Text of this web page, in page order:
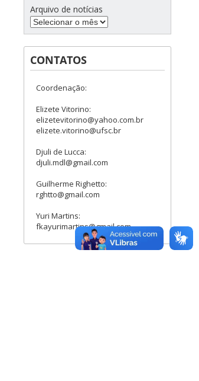
Arquivo de notícias
CONTATOS
Coordenação:
Elizete Vitorino:
elizetevitorino@yahoo.com.br
elizete.vitorino@ufsc.br
Djuli de Lucca:
djuli.mdl@gmail.com
Guilherme Righetto:
rghtto@gmail.com
Yuri Martins:
fkayurimartins@gmail.com